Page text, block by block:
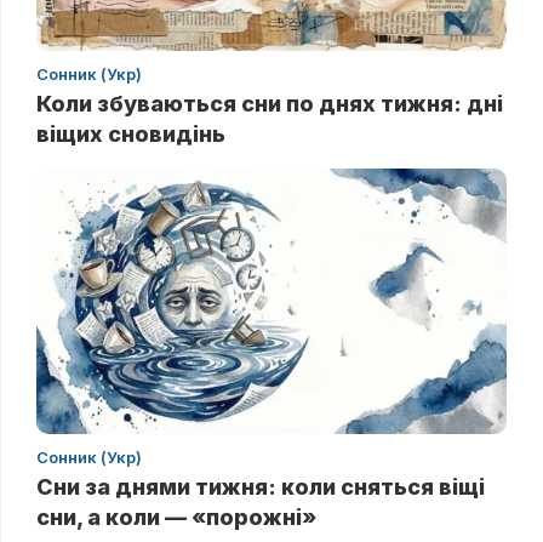
Сонник (Укр)
Коли збуваються сни по днях тижня: дні
віщих сновидінь
Сонник (Укр)
Сни за днями тижня: коли сняться віщі
сни, а коли — «порожні»